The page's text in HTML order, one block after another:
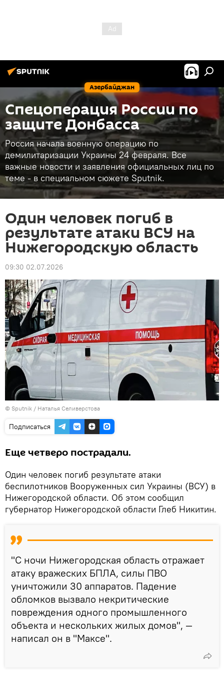
Азербайджан
Спецоперация России по
защите Донбасса
Россия начала военную операцию по
демилитаризации Украины 24 февраля. Все
важные новости и заявления официальных лиц по
теме - в специальном сюжете Sputnik.
Один человек погиб в
результате атаки ВСУ на
Нижегородскую область
09:30 02.07.2026
© Sputnik / Наталья Селиверстова
Подписаться
Еще четверо пострадали.
Один человек погиб результате атаки
беспилотников Вооруженных сил Украины (ВСУ) в
Нижегородской области. Об этом сообщил
губернатор Нижегородской области Глеб Никитин.
"С ночи Нижегородская область отражает
атаку вражеских БПЛА, силы ПВО
уничтожили 30 аппаратов. Падение
обломков вызвало некритические
повреждения одного промышленного
объекта и нескольких жилых домов", —
написал он в "Максе".